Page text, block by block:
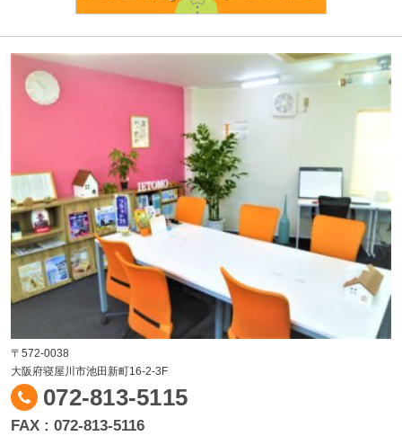
〒572-0038
大阪府寝屋川市池田新町16-2-3F
072-813-5115
FAX : 072-813-5116